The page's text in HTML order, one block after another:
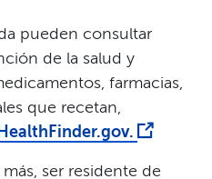
pueden consultar
de la salud y
farmacias,
que recetan,
ser residente de